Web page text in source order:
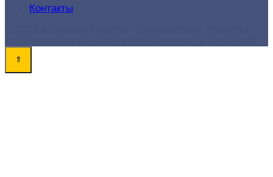
Контакты